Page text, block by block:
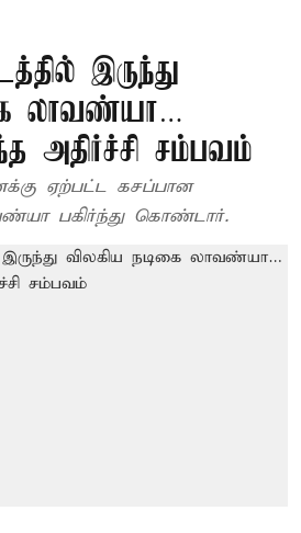
இருந்து
லாவண்யா…
அதிர்ச்சி சம்பவம்
ஏற்பட்ட கசப்பான
பகிர்ந்து கொண்டார்.